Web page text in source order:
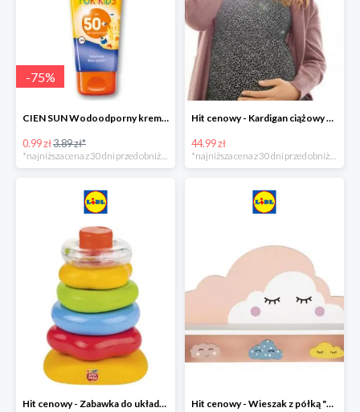
-75%
CIEN SUN Wodoodporny krem do opalania dla dzieci SPF 50 -39%
0.99 zł3.89 zł*
*najniższa cena z 30 dni przed obniżką
Hit cenowy - Kardigan ciążowy z biobawełny
44.99 zł
*najniższa cena z 30 dni przed obniżką
Hit cenowy - Zabawka do układania Hit cenowy - Wieszak z półką "Chmurka"